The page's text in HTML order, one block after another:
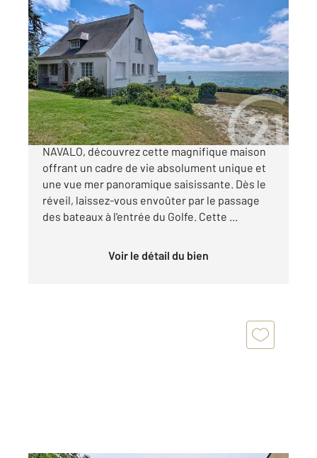
ARZON 56
226,86 m2, 6 pièces
Ref : 13062
Maison à vendre
3 120 000 €
Située sur la prestigieuse pointe de PORT-
NAVALO, découvrez cette magnifique maison
offrant un cadre de vie absolument unique et
une vue mer panoramique saisissante. Dès le
réveil, laissez-vous envoûter par le passage
des bateaux à l'entrée du Golfe. Cette ...
Voir le détail du bien